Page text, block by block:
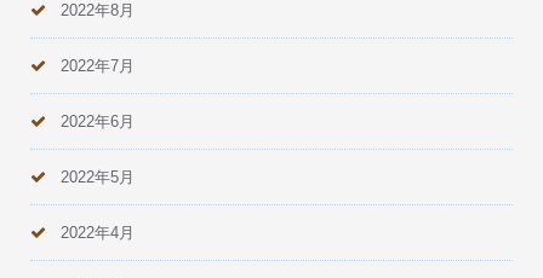
2022年8月
2022年7月
2022年6月
2022年5月
2022年4月